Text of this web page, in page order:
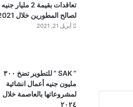
تعاقدات بقيمة 2 مليار جنيه
لصالح المطورين خلال 2021
أبريل 21, 2021
” SAK ” للتطوير تضخ ٣٠٠
مليون جنيه أعمال انشائية
لمشروعاتها بالعاصمة خلال
٢٠٢٤